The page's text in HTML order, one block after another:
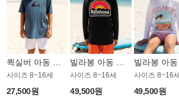
퀵실버 아동 반팔 래쉬가드 BT759BQS
사이즈 8~16세
27,500원
빌라봉 아동 루즈핏 래쉬가드 BT804BBB
사이즈 8~16세
49,500원
사이즈 8~16세
49,500원